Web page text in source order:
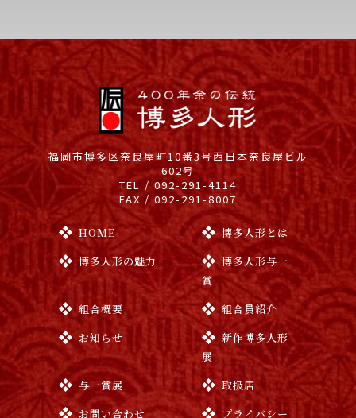
福岡市博多区奈良屋町10番3号 西日本奈良屋ビル
602号
TEL / 092-291-4114
FAX / 092-291-8007
HOME
博多人形とは
博多人形の魅力
博多人形与一
賞
組合概要
組合員紹介
お知らせ
新作博多人形
展
与一賞展
取扱店
お問い合わせ
プライバシー